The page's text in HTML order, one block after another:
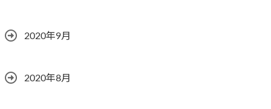
2020年9月
2020年8月